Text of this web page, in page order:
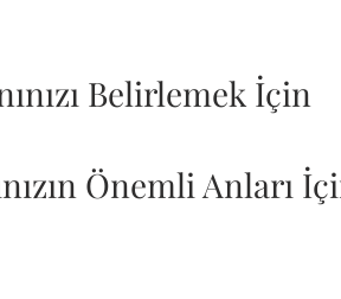
Belirlemek İçin
Önemli Anları